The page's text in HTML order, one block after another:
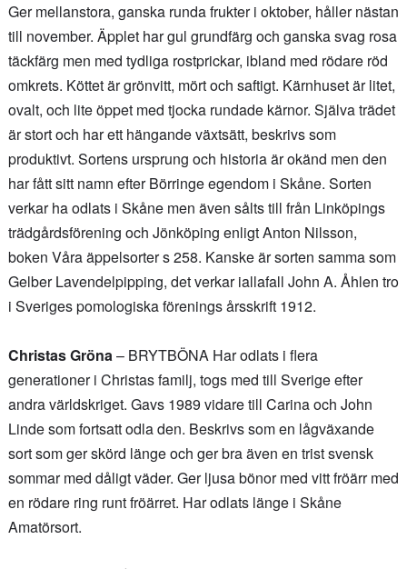
Ger mellanstora, ganska runda frukter i oktober, håller nästan
till november. Äpplet har gul grundfärg och ganska svag rosa
täckfärg men med tydliga rostprickar, ibland med rödare röd
omkrets. Köttet är grönvitt, mört och saftigt. Kärnhuset är litet,
ovalt, och lite öppet med tjocka rundade kärnor. Själva trädet
är stort och har ett hängande växtsätt, beskrivs som
produktivt. Sortens ursprung och historia är okänd men den
har fått sitt namn efter Börringe egendom i Skåne. Sorten
verkar ha odlats i Skåne men även sålts till från Linköpings
trädgårdsförening och Jönköping enligt Anton Nilsson,
boken Våra äppelsorter s 258. Kanske är sorten samma som
Gelber Lavendelpipping, det verkar iallafall John A. Åhlen tro
i Sveriges pomologiska förenings årsskrift 1912.
Christas Gröna– BRYTBÖNA Har odlats i flera
generationer i Christas familj, togs med till Sverige efter
andra världskriget. Gavs 1989 vidare till Carina och John
Linde som fortsatt odla den. Beskrivs som en lågväxande
sort som ger skörd länge och ger bra även en trist svensk
sommar med dåligt väder. Ger ljusa bönor med vitt fröärr med
en rödare ring runt fröärret. Har odlats länge i Skåne
Amatörsort.